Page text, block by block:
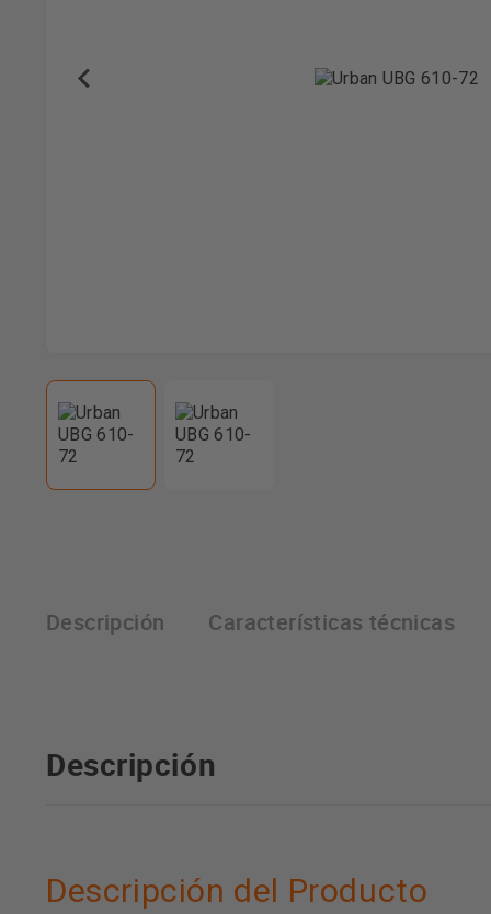
Descripción Características técnicas
Descripción
Descripción del Producto